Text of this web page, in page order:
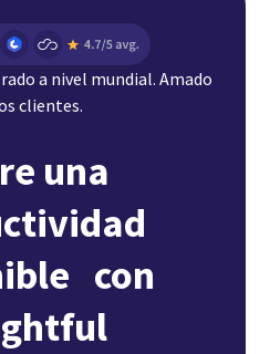
a nivel mundial. Amado
clientes.
una
con